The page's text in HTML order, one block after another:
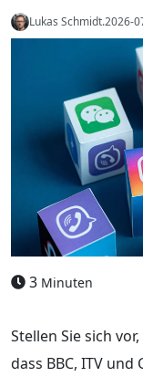
Lukas Schmidt.2026-
3 Minuten
Stellen Sie sich
dass BBC, ITV